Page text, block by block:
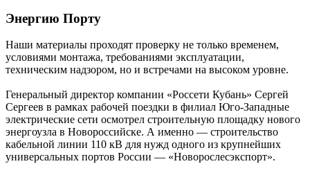
Энергию Порту
Наши материалы проходят проверку не только временем,
условиями монтажа, требованиями эксплуатации,
техническим надзором, но и встречами на высоком уровне.
Генеральный директор компании «Россети Кубань» Сергей
Сергеев в рамках рабочей поездки в филиал Юго-Западные
электрические сети осмотрел строительную площадку нового
энергоузла в Новороссийске. А именно — строительство
кабельной линии 110 кВ для нужд одного из крупнейших
универсальных портов России — «Новорослесэкспорт».